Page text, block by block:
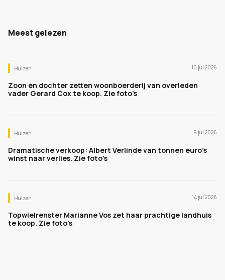
Meest gelezen
Huizen 10 jul 2026
Zoon en dochter zetten woonboerderij van overleden
vader Gerard Cox te koop. Zie foto's
Huizen 9 jul 2026
Dramatische verkoop: Albert Verlinde van tonnen euro's
winst naar verlies. Zie foto's
Huizen 14 jul 2026
Topwielrenster Marianne Vos zet haar prachtige landhuis
te koop. Zie foto's